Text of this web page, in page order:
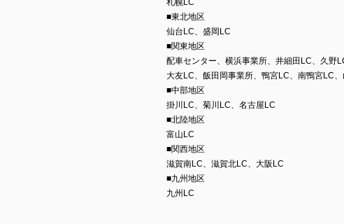
札幌LC
■東北地区
仙台LC、盛岡LC
■関東地区
配車センター、横浜事業所、井細田LC、久野
大友LC、飯田岡事業所、鴨宮LC、南鴨宮LC
■中部地区
掛川LC、菊川LC、名古屋LC
■北陸地区
富山LC
■関西地区
滋賀南LC、滋賀北LC、大阪LC
■九州地区
九州LC